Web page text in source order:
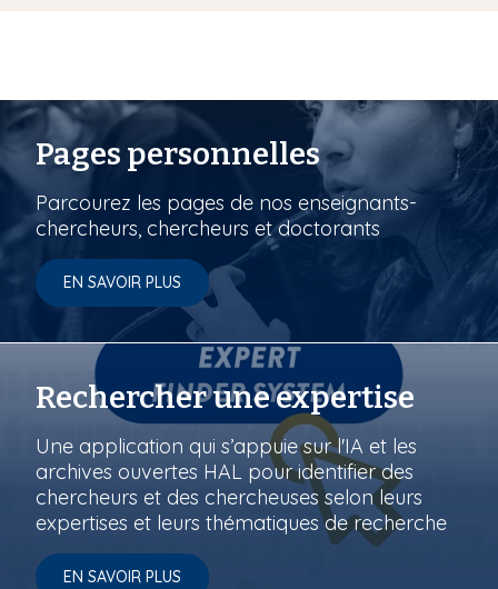
Pages personnelles
Parcourez les pages de nos enseignants-
chercheurs, chercheurs et doctorants
EN SAVOIR PLUS
Rechercher une expertise
Une application qui s’appuie sur l'IA et les
archives ouvertes HAL pour identifier des
chercheurs et des chercheuses selon leurs
expertises et leurs thématiques de recherche
EN SAVOIR PLUS